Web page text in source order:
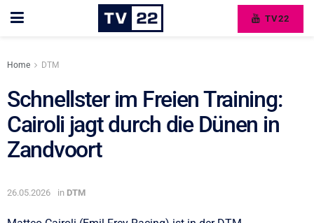
TV22
Home DTM
Schnellster im Freien Training:
Cairoli jagt durch die Dünen in
Zandvoort
26.05.2026 in DTM